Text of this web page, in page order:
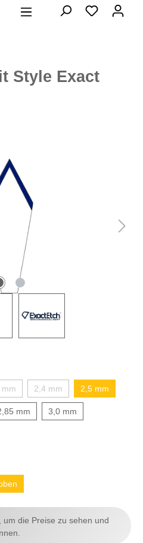
Style Exact
mm 2,4 mm 2,5 mm
mm 3,0 mm
um die Preise zu sehen und